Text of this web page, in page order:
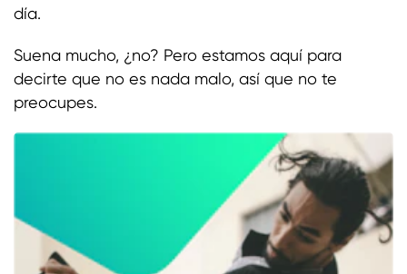
día.
Suena mucho, ¿no? Pero estamos aquí para
decirte que no es nada malo, así que no te
preocupes.